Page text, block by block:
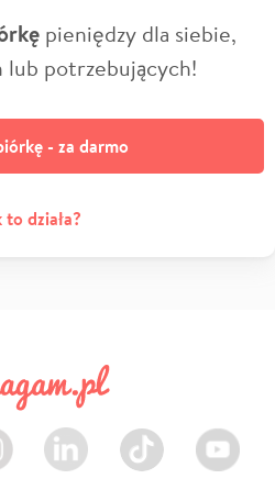
pieniędzy dla siebie,
lub potrzebujących!
- za darmo
to działa?
LinkedIn TikTok Youtube